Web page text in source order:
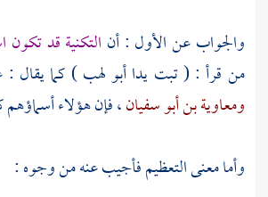
والجواب عن الأول : أن التكنية قد تكون
من قرأ : ( تبت يدا أبو لهب ) كما يقال :
ومعاوية بن أبو سفيان، فإن هؤلاء
وأما معنى التعظيم فأجيب عنه من وجوه :